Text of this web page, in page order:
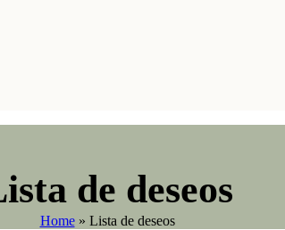
de deseos
Home» Lista de deseos